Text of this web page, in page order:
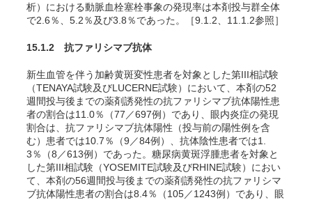
析）における動脈血栓塞栓事象の発現率は本剤投与群全体
で2.6％
5.2％及び3.8％であった 。［9.1.2、11.1.2参照］
15.1.2 抗ファリシマブ抗体
新生血管を伴う加齢黄斑変性患者を対象とした第III相試験
（TENAYA試験及びLUCERNE試験）において、本剤の52
週間投与後までの薬剤誘発性の抗ファリシマブ抗体陽性患
者の割合は11.0％（77／697例）であり、眼内炎症の発現
割合は、抗ファリシマブ抗体陽性（投与前の陽性例を含
む）患者では10.7％（9／84例）、抗体陰性患者では1.
3％（8／613例）であった。糖尿病黄斑浮腫患者を対象と
した第III相試験（YOSEMITE試験及びRHINE試験）におい
て、本剤の56週間投与後までの薬剤誘発性の抗ファリシマ
ブ抗体陽性患者の割合は8.4％（105／1243例）であり、眼